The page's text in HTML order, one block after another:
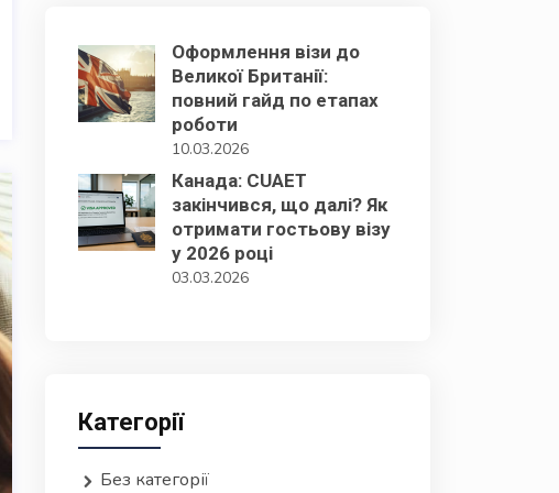
Оформлення візи до
Великої Британії:
повний гайд по етапах
роботи
10.03.2026
Канада: CUAET
закінчився, що далі? Як
отримати гостьову візу
у 2026 році
03.03.2026
Категорії
Без категорії